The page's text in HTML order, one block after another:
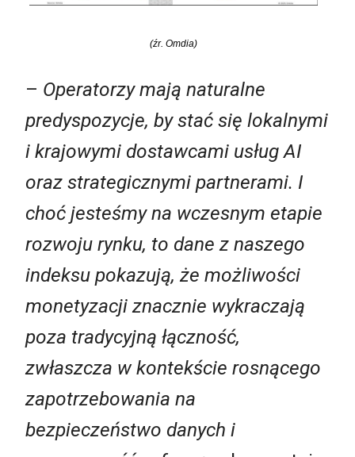
(źr. Omdia)
– Operatorzy mają naturalne
predyspozycje, by stać się lokalnymi
i krajowymi dostawcami usług AI
oraz strategicznymi partnerami. I
choć jesteśmy na wczesnym etapie
rozwoju rynku, to dane z naszego
indeksu pokazują, że możliwości
monetyzacji znacznie wykraczają
poza tradycyjną łączność,
zwłaszcza w kontekście rosnącego
zapotrzebowania na
bezpieczeństwo danych i